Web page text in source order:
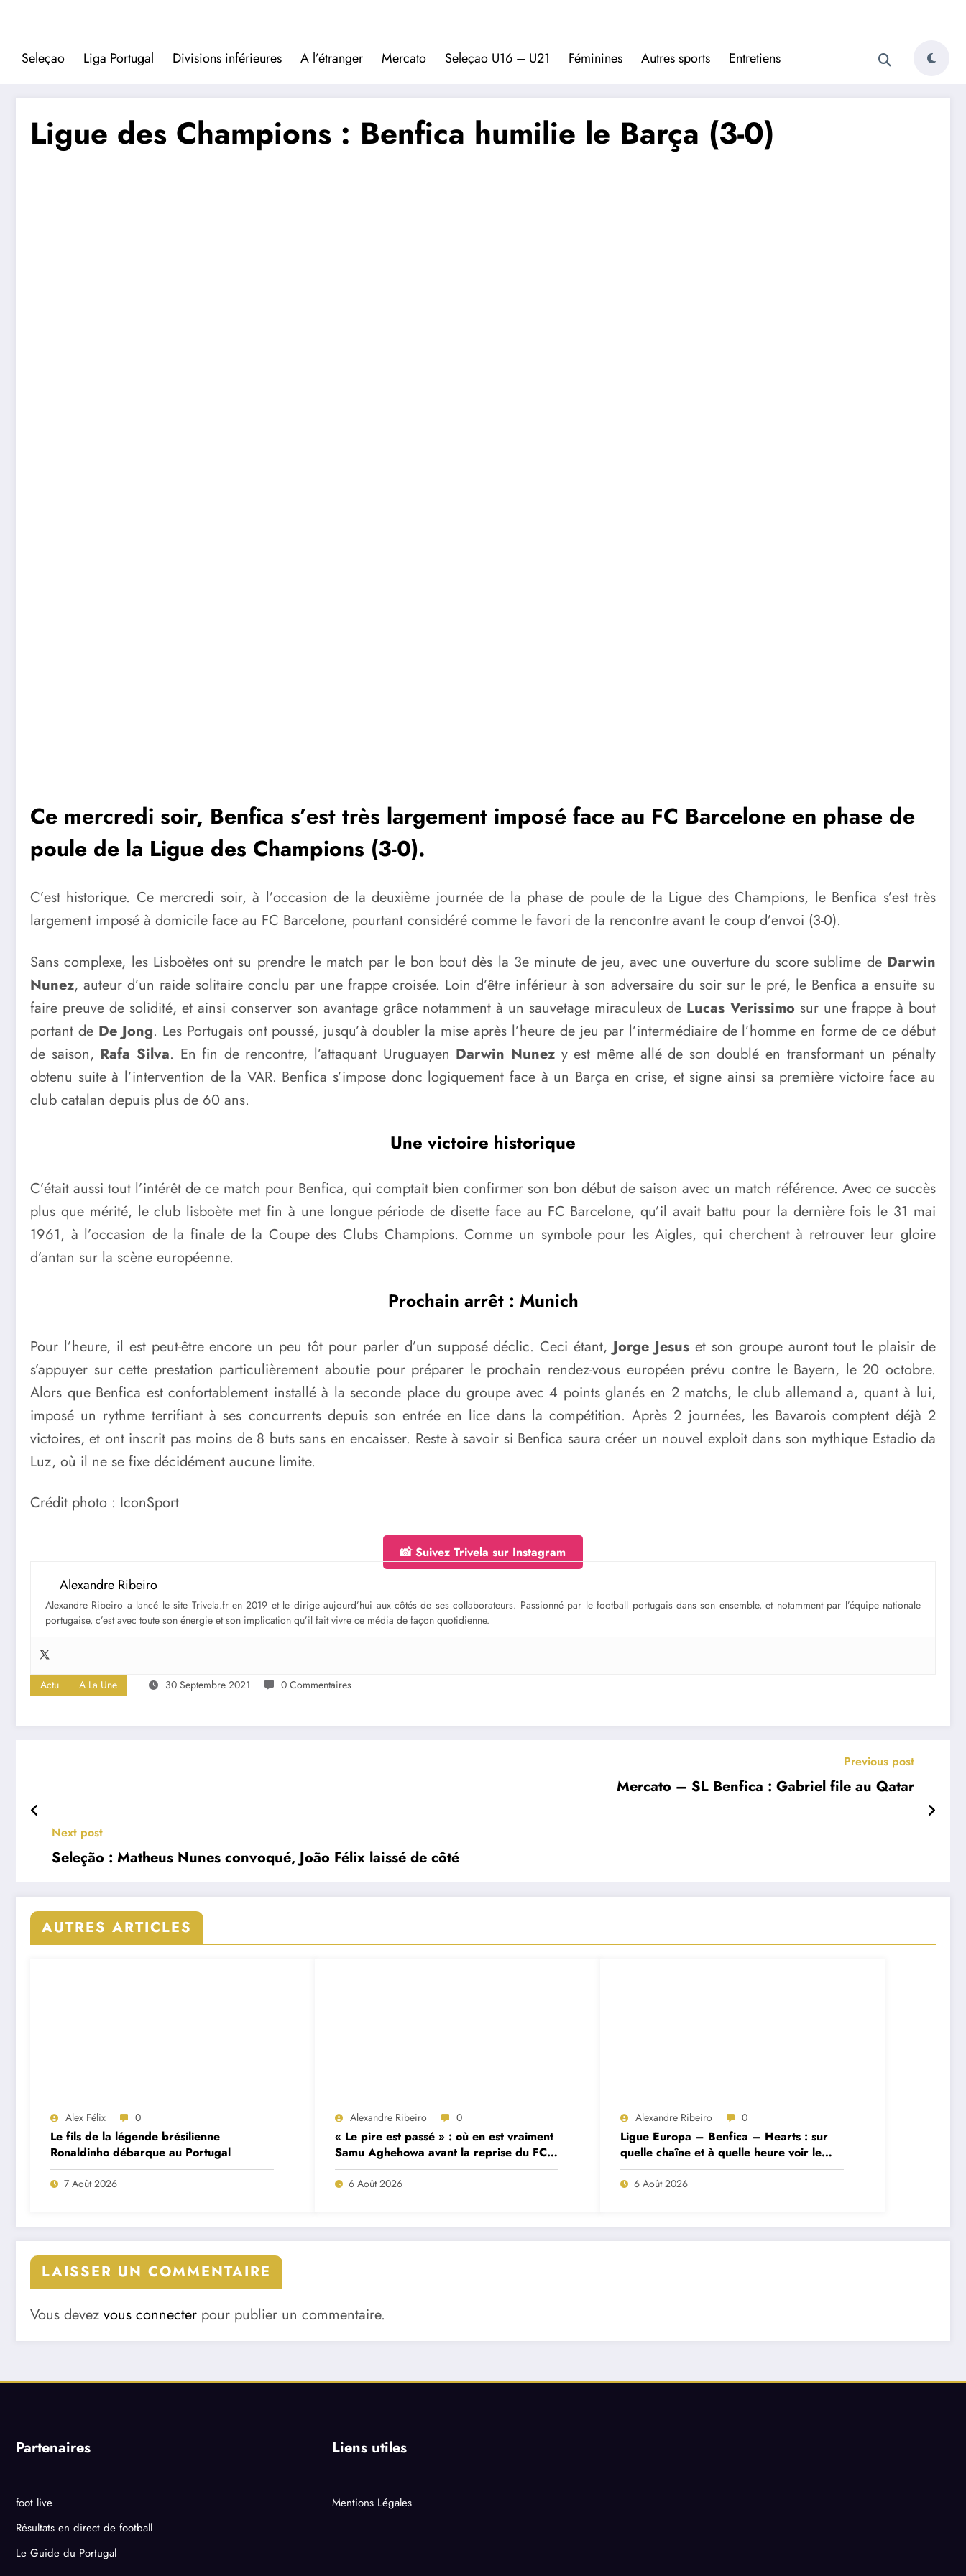
Trivela
L'actualité du football portugais
Seleçao Liga Portugal Divisions inférieures A l’étranger Mercato Seleçao U16 – U21 Féminines Autres sports Entretiens
Ligue des Champions : Benfica humilie le Barça (3-0)
Ce mercredi soir, Benfica s’est très largement imposé face au FC Barcelone en phase de
poule de la Ligue des Champions (3-0).
C’est historique. Ce mercredi soir, à l’occasion de la deuxième journée de la phase de poule de la Ligue des Champions, le Benfica s’est très
largement imposé à domicile face au FC Barcelone, pourtant considéré comme le favori de la rencontre avant le coup d’envoi (3-0).
Sans complexe, les Lisboètes ont su prendre le match par le bon bout dès la 3e minute de jeu, avec une ouverture du score sublime de Darwin
Nunez, auteur d’un raide solitaire conclu par une frappe croisée. Loin d’être inférieur à son adversaire du soir sur le pré, le Benfica a ensuite su
faire preuve de solidité, et ainsi conserver son avantage grâce notamment à un sauvetage miraculeux de Lucas Verissimo sur une frappe à bout
portant de De Jong. Les Portugais ont poussé, jusqu’à doubler la mise après l’heure de jeu par l’intermédiaire de l’homme en forme de ce début
de saison, Rafa Silva. En fin de rencontre, l’attaquant Uruguayen Darwin Nunez y est même allé de son doublé en transformant un pénalty
obtenu suite à l’intervention de la VAR. Benfica s’impose donc logiquement face à un Barça en crise, et signe ainsi sa première victoire face au
club catalan depuis plus de 60 ans.
Une victoire historique
C’était aussi tout l’intérêt de ce match pour Benfica, qui comptait bien confirmer son bon début de saison avec un match référence. Avec ce succès
plus que mérité, le club lisboète met fin à une longue période de disette face au FC Barcelone, qu’il avait battu pour la dernière fois le 31 mai
1961, à l’occasion de la finale de la Coupe des Clubs Champions. Comme un symbole pour les Aigles, qui cherchent à retrouver leur gloire
d’antan sur la scène européenne.
Prochain arrêt : Munich
Pour l’heure, il est peut-être encore un peu tôt pour parler d’un supposé déclic. Ceci étant, Jorge Jesuset son groupe auront tout le plaisir de
s’appuyer sur cette prestation particulièrement aboutie pour préparer le prochain rendez-vous européen prévu contre le Bayern, le 20 octobre.
Alors que Benfica est confortablement installé à la seconde place du groupe avec 4 points glanés en 2 matchs, le club allemand a, quant à lui,
imposé un rythme terrifiant à ses concurrents depuis son entrée en lice dans la compétition. Après 2 journées, les Bavarois comptent déjà 2
victoires, et ont inscrit pas moins de 8 buts sans en encaisser. Reste à savoir si Benfica saura créer un nouvel exploit dans son mythique Estadio da
Luz, où il ne se fixe décidément aucune limite.
Crédit photo : IconSport
📸 Suivez Trivela sur Instagram
Alexandre Ribeiro
Alexandre Ribeiro a lancé le site Trivela.fr en 2019 et le dirige aujourd’hui aux côtés de ses collaborateurs. Passionné par le football portugais dans son ensemble, et notamment par l’équipe nationale
portugaise, c’est avec toute son énergie et son implication qu’il fait vivre ce média de façon quotidienne.
Actu A La Une 30 Septembre 2021 0 Commentaires
Previous post
Mercato – SL Benfica : Gabriel file au Qatar
Next post
Seleção : Matheus Nunes convoqué, João Félix laissé de côté
AUTRES ARTICLES
Alex Félix 0
Le fils de la légende brésilienne
Ronaldinho débarque au Portugal
7 Août 2026
Alexandre Ribeiro 0
« Le pire est passé » : où en est vraiment
Samu Aghehowa avant la reprise du FC
Porto ?
6 Août 2026
Alexandre Ribeiro 0
Ligue Europa – Benfica – Hearts : sur
quelle chaîne et à quelle heure voir le
match ?
6 Août 2026
LAISSER UN COMMENTAIRE
Vous devez vous connecter pour publier un commentaire.
Partenaires
foot live
Résultats en direct de football
Le Guide du Portugal
Liens utiles
Mentions Légales